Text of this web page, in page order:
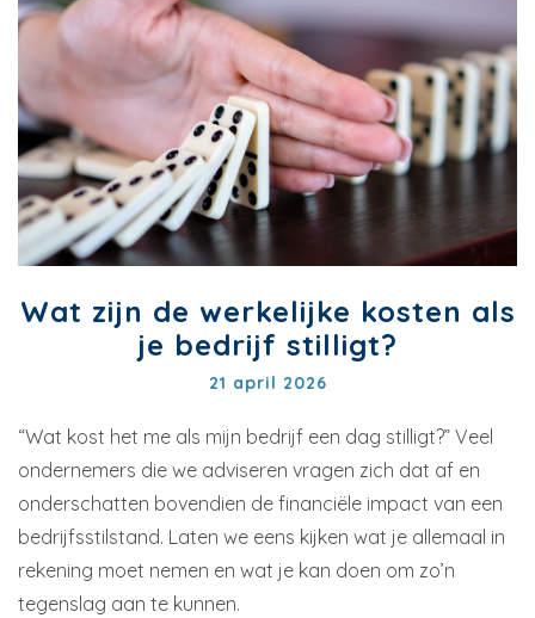
Wat zijn de werkelijke kosten als
je bedrijf stilligt?
21 april 2026
“Wat kost het me als mijn bedrijf een dag stilligt?” Veel
ondernemers die we adviseren vragen zich dat af en
onderschatten bovendien de financiële impact van een
bedrijfsstilstand. Laten we eens kijken wat je allemaal in
rekening moet nemen en wat je kan doen om zo’n
tegenslag aan te kunnen.